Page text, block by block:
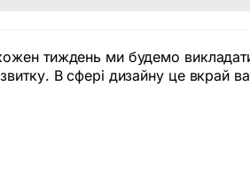
тиждень ми будемо викладати
В сфері дизайну це